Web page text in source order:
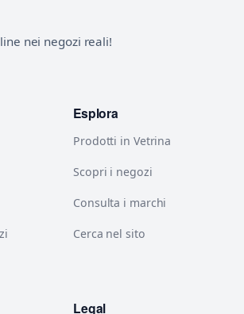
nei negozi reali!
Esplora
Prodotti in Vetrina
Scopri i negozi
Consulta i marchi
Cerca nel sito
Legal